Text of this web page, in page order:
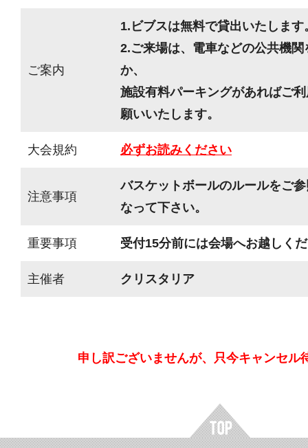
ご案内
1.ビブスは無料で貸出いたします
2.ご来場は、電車などの公共機
か、
施設有料パーキングがあればご
願いいたします。
大会規約 必ずお読みください
注意事項
バスケットボールのルールをご
なって下さい。
重要事項 受付15分前には会場へお越しく
主催者 クリスタリア
申し訳ございませんが、只今キャンセル